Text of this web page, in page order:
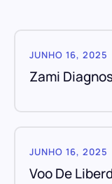
JUNHO 16, 2025
Zami
JUNHO 16, 2025
Voo De